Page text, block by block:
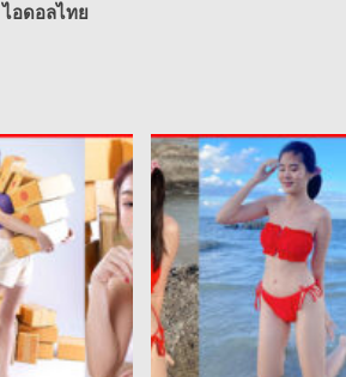
ไอดอลไทย